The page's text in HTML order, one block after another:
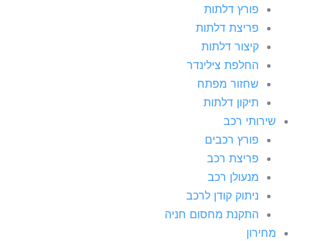
פורץ דלתות
פריצת דלתות
קיצור דלתות
החלפת צילינדר
שחזור מפתח
תיקון דלתות
שירותי רכב
פורץ רכבים
פריצת רכב
מנעולן רכב
ניתוק קודן לרכב
התקנת מחסום חניה
מחירון